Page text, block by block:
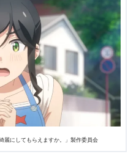
にしてもらえますか。」製作委員会